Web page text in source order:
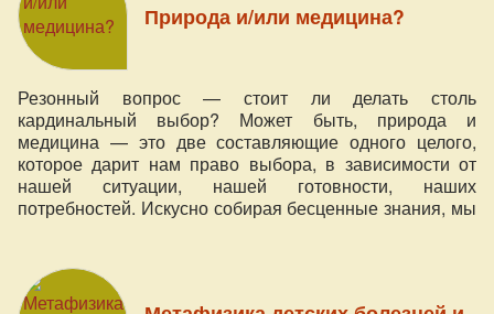
Природа и/или медицина?
Резонный вопрос — стоит ли делать столь
кардинальный выбор? Может быть, природа и
медицина — это две составляющие одного целого,
которое дарит нам право выбора, в зависимости от
нашей ситуации, нашей готовности, наших
потребностей. Искусно собирая бесценные знания, мы
наиболее близки в данный конкретный момент.